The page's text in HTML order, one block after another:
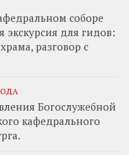
соборе
экскурсия для гидов:
разговор с
Богослужебной
кафедрального